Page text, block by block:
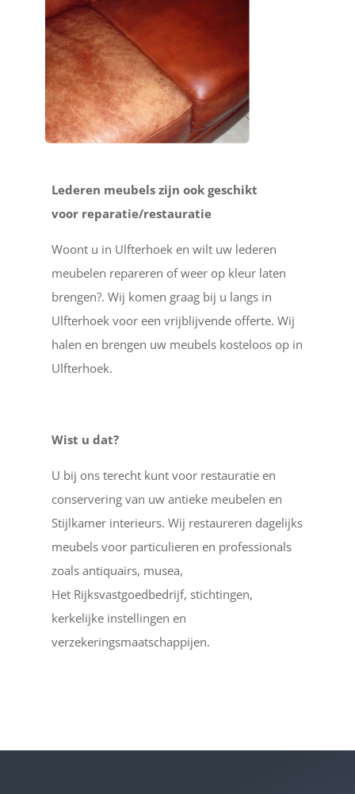
Lederen meubels zijn ook geschikt
voor reparatie/restauratie
Woont u in Ulfterhoek en wilt uw lederen
meubelen repareren of weer op kleur laten
brengen?. Wij komen graag bij u langs in
Ulfterhoek voor een vrijblijvende offerte. Wij
halen en brengen uw meubels kosteloos op in
Ulfterhoek.
Wist u dat?
U bij ons terecht kunt voor restauratie en
conservering van uw antieke meubelen en
Stijlkamer interieurs. Wij restaureren dagelijks
meubels voor particulieren en professionals
zoals antiquairs, musea,
Het Rijksvastgoedbedrijf, stichtingen,
kerkelijke instellingen en
verzekeringsmaatschappijen.